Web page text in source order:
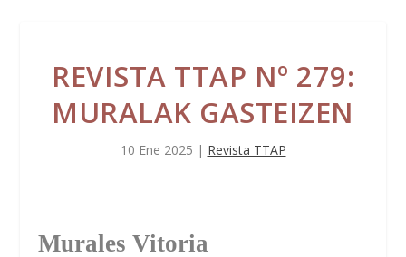
REVISTA TTAP Nº 279:
MURALAK GASTEIZEN
10 Ene 2025 | Revista TTAP
Murales Vitoria